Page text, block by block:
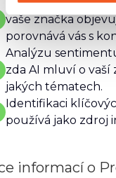
vaše značka
porovnává vás s
Analýzu
zda AI mluví o vaší
jakých tématech.
Identifikaci
používá jako zdroj
informací o